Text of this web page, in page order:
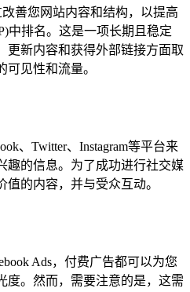
善您网站内容和结构，以提高
中排名。这是一项长期且稳定
更新内容和获得外部链接方面取
见性和流量。
、Twitter、Instagram等平台来
趣的信息。为了成功进行社交媒
的内容，并与受众互动。
Ads，付费广告都可以为您
度。然而，需要注意的是，这需